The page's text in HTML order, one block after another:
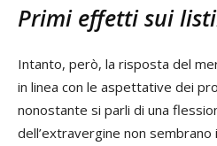
Primi effetti sui
Intanto, però, la risposta del
in linea con le aspettative dei
nonostante si parli di una
dell’extravergine non sembrano